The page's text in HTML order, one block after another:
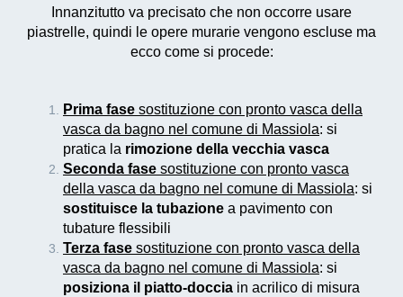
Innanzitutto va precisato che non occorre usare
piastrelle, quindi le opere murarie vengono escluse ma
ecco come si procede:
Prima fase sostituzione con pronto vasca della
vasca da bagno nel comune di Massiola: si
pratica la rimozione della vecchia vasca
Seconda fase sostituzione con pronto vasca
della vasca da bagno nel comune di Massiola: si
sostituisce la tubazione a pavimento con
tubature flessibili
Terza fase sostituzione con pronto vasca della
vasca da bagno nel comune di Massiola: si
posiziona il piatto-doccia in acrilico di misura